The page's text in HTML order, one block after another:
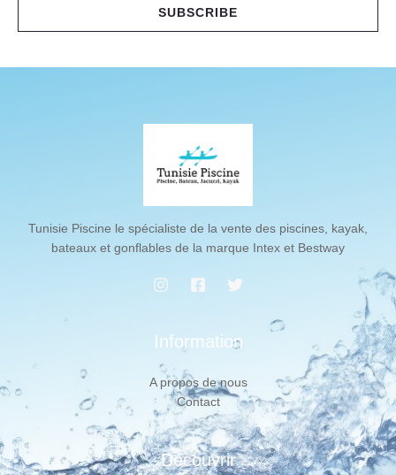
SUBSCRIBE
Tunisie Piscine le spécialiste de la vente des piscines, kayak,
bateaux et gonflables de la marque Intex et Bestway
Information
A propos de nous
Contact
Découvrir